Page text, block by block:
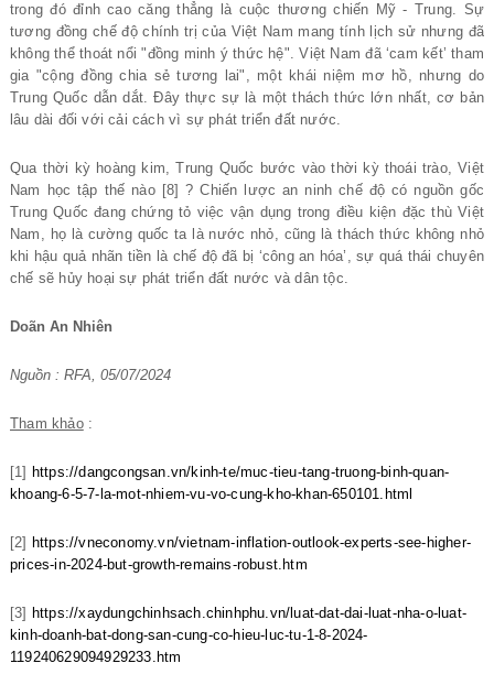
trong đó đỉnh cao căng thẳng là cuộc thương chiến Mỹ - Trung. Sự
tương đồng chế độ chính trị của Việt Nam mang tính lịch sử nhưng đã
không thể thoát nổi "đồng minh ý thức hệ". Việt Nam đã ‘cam kết’ tham
gia "cộng đồng chia sẻ tương lai", một khái niệm mơ hồ, nhưng do
Trung Quốc dẫn dắt. Đây thực sự là một thách thức lớn nhất, cơ bản
lâu dài đối với cải cách vì sự phát triển đất nước.
Qua thời kỳ hoàng kim, Trung Quốc bước vào thời kỳ thoái trào, Việt
Nam học tập thế nào [8] ? Chiến lược an ninh chế độ có nguồn gốc
Trung Quốc đang chứng tỏ việc vận dụng trong điều kiện đặc thù Việt
Nam, họ là cường quốc ta là nước nhỏ, cũng là thách thức không nhỏ
khi hậu quả nhãn tiền là chế độ đã bị ‘công an hóa’, sự quá thái chuyên
chế sẽ hủy hoại sự phát triển đất nước và dân tộc.
Doãn An Nhiên
Nguồn : RFA, 05/07/2024
Tham khảo:
[1] https://dangcongsan.vn/kinh-te/muc-tieu-tang-truong-binh-quan-
khoang-6-5-7-la-mot-nhiem-vu-vo-cung-kho-khan-650101.html
[2] https://vneconomy.vn/vietnam-inflation-outlook-experts-see-higher-
prices-in-2024-but-growth-remains-robust.htm
[3] https://xaydungchinhsach.chinhphu.vn/luat-dat-dai-luat-nha-o-luat-
kinh-doanh-bat-dong-san-cung-co-hieu-luc-tu-1-8-2024-
119240629094929233.htm